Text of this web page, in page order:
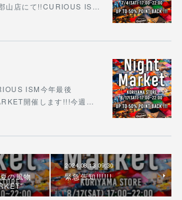
山店にて!!CURIOUS IS…
ISM今年最後
開催します!!!今週…
の風物
2024.08.13 09:30
緊急告知!!!!!!